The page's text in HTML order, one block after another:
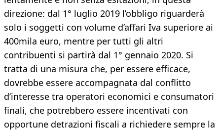
direzione: dal 1° luglio 2019 l’obbligo riguarderà
solo i soggetti con volume d’affari Iva superiore ai
400mila euro, mentre per tutti gli altri
contribuenti si partirà dal 1° gennaio 2020. Si
tratta di una misura che, per essere efficace,
dovrebbe essere accompagnata dal conflitto
d’interesse tra operatori economici e consumatori
finali, che potrebbero essere incentivati con
opportune detrazioni fiscali a richiedere sempre la